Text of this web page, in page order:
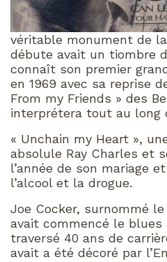
véritable monument de
débute avait un tiombre
connaît son premier
en 1969 avec sa reprise
From my Friends » des
interprétera tout au long
« Unchain my Heart »,
absolule Ray Charles et
l’année de son mariage
l’alcool et la drogue.
Joe Cocker, surnommé le
avait commencé le blues
traversé 40 ans de
avait a été décoré par